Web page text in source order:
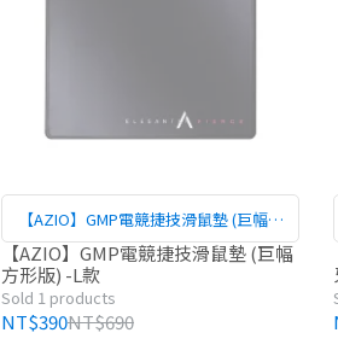
【AZIO】GMP電競捷技滑鼠墊 (巨幅方
形版) -L款
【AZIO】GMP電競捷技滑鼠墊 (巨幅
方形版) -L款
Sold 1 products
NT$390NT$690